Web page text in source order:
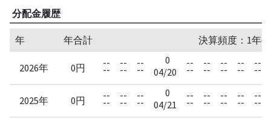
分配金履歴
年 年合計 決算頻度：1年
2026年 0円 --
--
--
--
--
--
0
04/20
--
--
--
--
--
--
--
--
--
--
2025年 0円 --
--
--
--
--
--
0
04/21
--
--
--
--
--
--
--
--
--
--